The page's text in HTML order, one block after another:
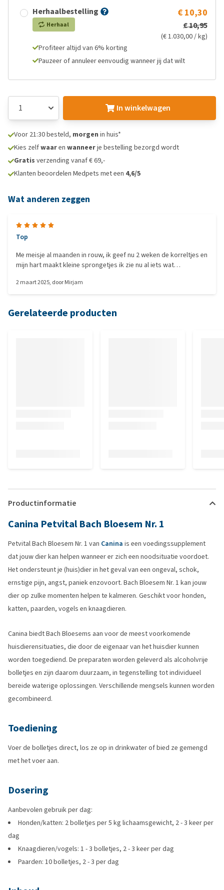
Herhaalbestelling
Herhaal
€ 10,30
€ 10,95
(€ 1.030,00 / kg)
Profiteer altijd van 6% korting
Pauzeer of annuleer eenvoudig wanneer jij dat wilt
In winkelwagen
Voor 21:30 besteld, morgen in huis*
Kies zelfwaaren wanneerje bestelling bezorgd wordt
Gratis verzending vanaf € 69,-
Klanten beoordelen Medpets met een 4,6/5
Wat anderen zeggen
Top
Me meisje al maanden in rouw, ik geef nu 2 weken de korreltjes en
mijn hart maakt kleine sprongetjes ik zie nu al iets wat
2 maart 2025, doorMirjam
Gerelateerde producten
Productinformatie
Canina Petvital Bach Bloesem Nr. 1
Petvital Bach Bloesem Nr. 1 van Canina is een voedingssupplement
dat jouw dier kan helpen wanneer er zich een noodsituatie voordoet.
Het ondersteunt je (huis)dier in het geval van een ongeval, schok,
ernstige pijn, angst, paniek enzovoort. Bach Bloesem Nr. 1 kan jouw
dier op zulke momenten helpen te kalmeren. Geschikt voor honden,
katten, paarden, vogels en knaagdieren.
Canina biedt Bach Bloesems aan voor de meest voorkomende
huisdierensituaties, die door de eigenaar van het huisdier kunnen
worden toegediend. De preparaten worden geleverd als alcoholvrije
bolletjes en zijn daarom duurzaam, in tegenstelling tot individueel
bereide waterige oplossingen. Verschillende mengsels kunnen worden
gecombineerd.
Toediening
Voer de bolletjes direct, los ze op in drinkwater of bied ze gemengd
met het voer aan.
Dosering
Aanbevolen gebruik per dag:
Honden/katten: 2 bolletjes per 5 kg lichaamsgewicht, 2 - 3 keer per
dag
Knaagdieren/vogels: 1 - 3 bolletjes, 2 - 3 keer per dag
Paarden: 10 bolletjes, 2 - 3 per dag